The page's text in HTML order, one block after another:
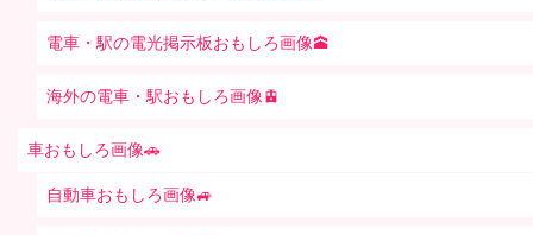
電車・駅の電光掲示板おもしろ画像🕋
海外の電車・駅おもしろ画像🚊
車おもしろ画像🚗
自動車おもしろ画像🚙